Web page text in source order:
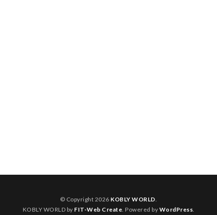
© Copyright 2026 KOBLY WORLD.
KOBLY WORLD by FIT-Web Create. Powered by WordPress.